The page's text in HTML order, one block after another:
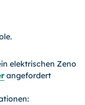
elektrischen Zeno
angefordert